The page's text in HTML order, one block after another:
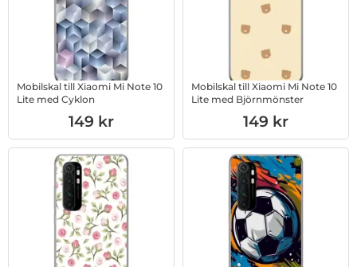
Mobilskal till Xiaomi Mi Note 10
Lite med Cyklon
Art. nr 1003234047
149 kr
Mobilskal till Xiaomi Mi Note 10
Lite med Björnmönster
Art. nr 1003234048
149 kr